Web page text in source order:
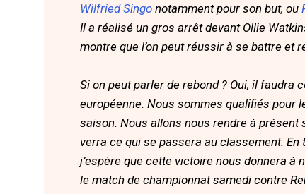
Wilfried Singo notamment pour son but, ou
Il a réalisé un gros arrêt devant Ollie
montre que l’on peut réussir à se battre et
Si on peut parler de rebond ? Oui, il faudra
européenne. Nous sommes qualifiés pour
saison. Nous allons nous rendre à présent
verra ce qui se passera au classement.
j’espère que cette victoire nous donnera à
le match de championnat samedi contre